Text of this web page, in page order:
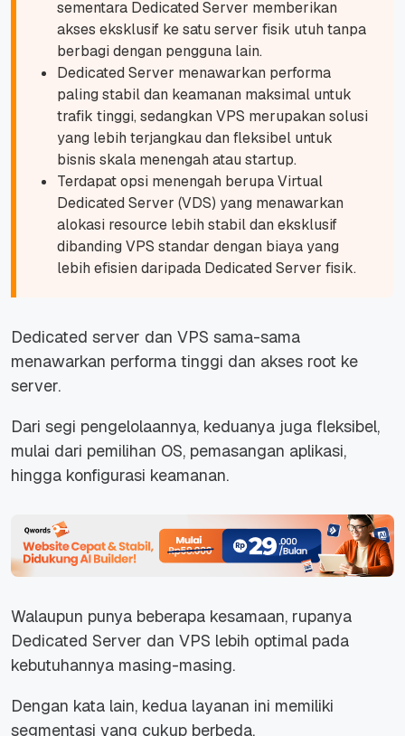
sementara Dedicated Server memberikan
akses eksklusif ke satu server fisik utuh tanpa
berbagi dengan pengguna lain.
Dedicated Server menawarkan performa
paling stabil dan keamanan maksimal untuk
trafik tinggi, sedangkan VPS merupakan solusi
yang lebih terjangkau dan fleksibel untuk
bisnis skala menengah atau startup.
Terdapat opsi menengah berupa Virtual
Dedicated Server (VDS) yang menawarkan
alokasi resource lebih stabil dan eksklusif
dibanding VPS standar dengan biaya yang
lebih efisien daripada Dedicated Server fisik.
Dedicated server dan VPS sama-sama
menawarkan performa tinggi dan akses root ke
server.
Dari segi pengelolaannya, keduanya juga fleksibel,
mulai dari pemilihan OS, pemasangan aplikasi,
hingga konfigurasi keamanan.
Walaupun punya beberapa kesamaan, rupanya
Dedicated Server dan VPS lebih optimal pada
kebutuhannya masing-masing.
Dengan kata lain, kedua layanan ini memiliki
segmentasi yang cukup berbeda.